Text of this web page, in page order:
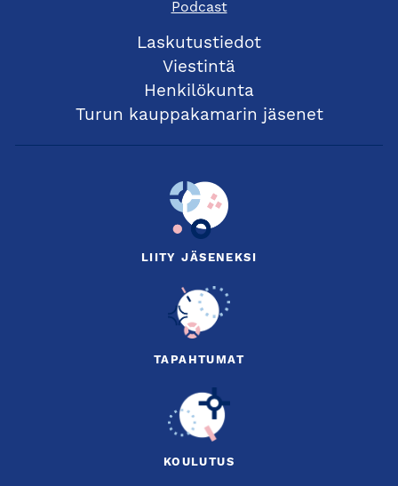
Podcast
Laskutustiedot
Viestintä
Henkilökunta
Turun kauppakamarin jäsenet
LIITY JÄSENEKSI
TAPAHTUMAT
KOULUTUS